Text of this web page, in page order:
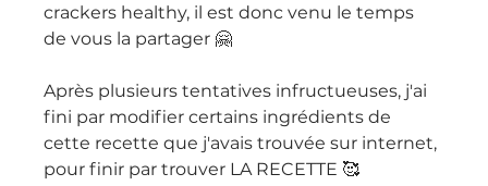
crackers healthy, il est donc venu le temps
de vous la partager 🤗
Après plusieurs tentatives infructueuses, j'ai
fini par modifier certains ingrédients de
cette recette que j'avais trouvée sur internet,
pour finir par trouver LA RECETTE 🥰